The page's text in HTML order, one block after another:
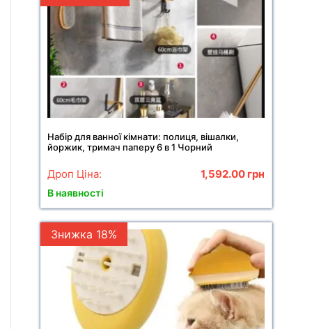
Набір для ванної кімнати: полиця, вішалки,
йоржик, тримач паперу 6 в 1 Чорний
Дроп Ціна: 1,592.00 грн
В наявності
Знижка 18%